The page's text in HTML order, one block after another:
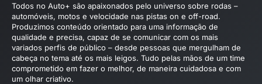
Todos no Auto+ são apaixonados pelo universo sobre rodas –
automóveis, motos e velocidade nas pistas on e off-road.
Produzimos conteúdo orientado para uma informação de
qualidade e precisa, capaz de se comunicar com os mais
variados perfis de público – desde pessoas que mergulham de
cabeça no tema até os mais leigos. Tudo pelas mãos de um time
comprometido em fazer o melhor, de maneira cuidadosa e com
um olhar criativo.